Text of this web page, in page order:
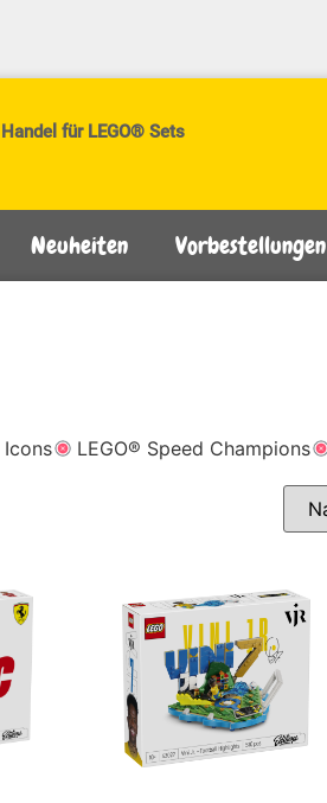
für LEGO® Sets
Neuheiten Vorbestellungen
Icons LEGO® Speed Champions